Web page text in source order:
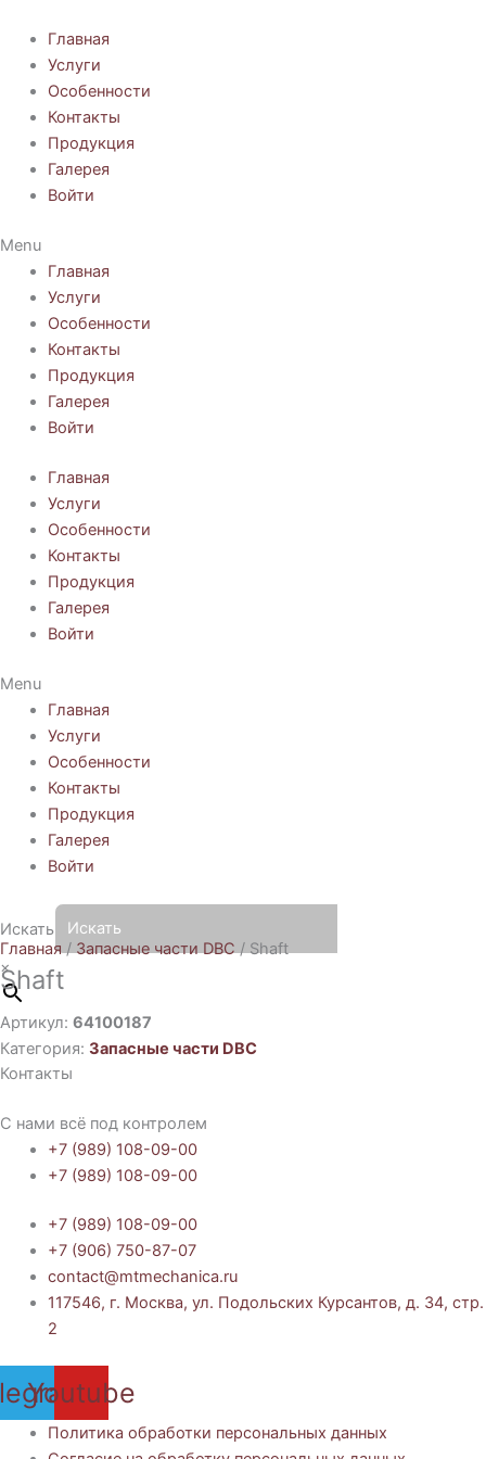
содержимому
Главная
Услуги
Особенности
Контакты
Продукция
Галерея
Войти
Menu
Главная
Услуги
Особенности
Контакты
Продукция
Галерея
Войти
Главная
Услуги
Особенности
Контакты
Продукция
Галерея
Войти
Menu
Главная
Услуги
Особенности
Контакты
Продукция
Галерея
Войти
Искать
×
Главная / Запасные части DBC / Shaft
Shaft
Артикул: 64100187
Категория: Запасные части DBC
Контакты
С нами всё под контролем
+7 (989) 108-09-00
+7 (989) 108-09-00
+7 (989) 108-09-00
+7 (906) 750-87-07
contact@mtmechanica.ru
117546, г. Москва, ул. Подольских Курсантов, д. 34, стр.
2
Youtube
Политика обработки персональных данных